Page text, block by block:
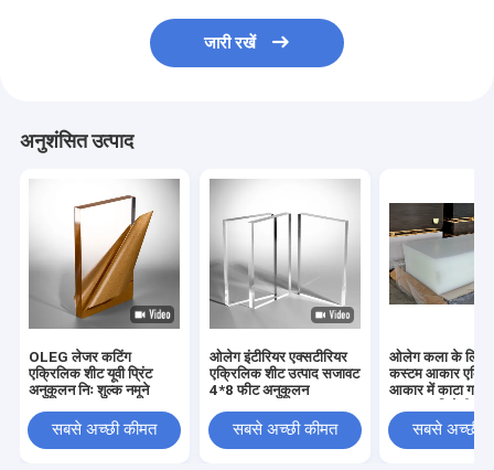
जारी रखें
अनुशंसित उत्पाद
OLEG लेजर कटिंग
एक्रिलिक शीट यूवी प्रिंट
अनुकूलन निः शुल्क नमूने
सबसे अच्छी कीमत
ओलेग इंटीरियर एक्सटीरियर
एक्रिलिक शीट उत्पाद सजावट
4*8 फीट अनुकूलन
सबसे अच्छी कीमत
ओलेग कला के लिए
कस्टम आकार
आकार में काटा गया
बाधाओं के लिए
सबसे अच्छी